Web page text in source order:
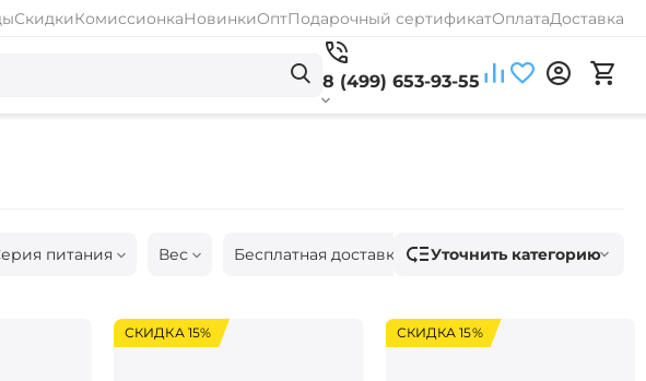
СкидкиКомиссионкаНовинкиОптПодарочный сертификатОплатаДоставка
8 (499) 653-93-55
питания Вес Бесплатная доставка Наличие
Уточнить категорию
СКИДКА 15% СКИДКА 15%